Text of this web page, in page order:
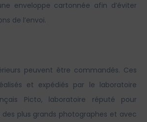
enveloppe cartonnée afin d’éviter
de l’envoi.
peuvent être commandés. Ces
et expédiés par le laboratoire
Picto, laboratoire réputé pour
des plus grands photographes et avec